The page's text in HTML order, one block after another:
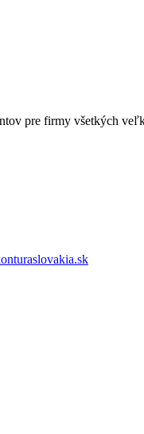
pre firmy všetkých